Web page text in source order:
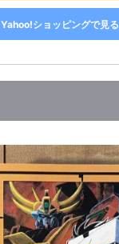
Yahoo!ショッピングで見る